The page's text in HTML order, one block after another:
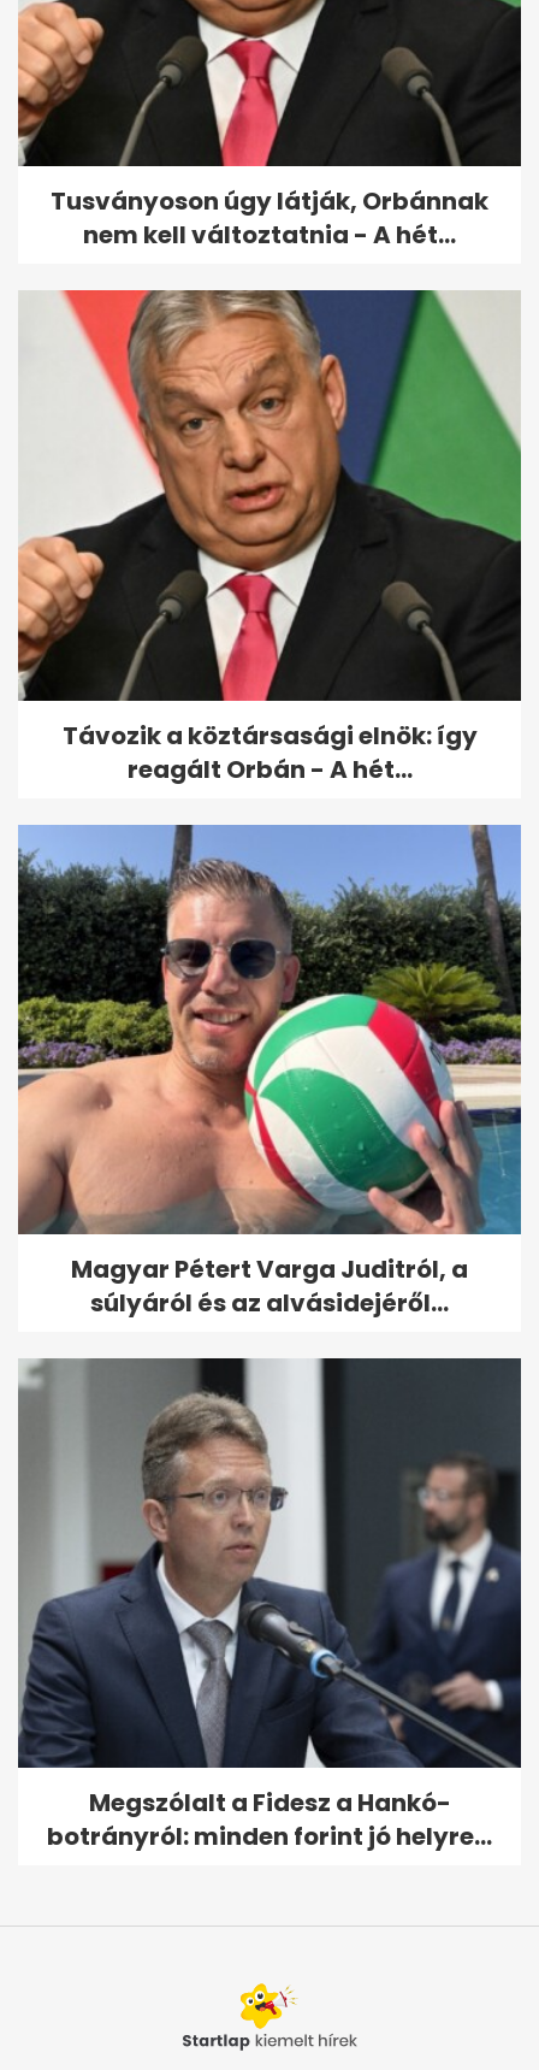
Holland mintára indul
lakásfesztivál Budapesten:
koncertek egy...
Tusványoson úgy látják, Orbánnak
nem kell változtatnia - A hét...
Távozik a köztársasági elnök: így
reagált Orbán - A hét...
Magyar Pétert Varga Juditról, a
súlyáról és az alvásidejéről...
Megszólalt a Fidesz a Hankó-
botrányról: minden forint jó helyre...